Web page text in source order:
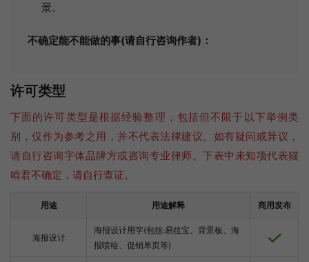
景。
不确定能不能做的事(请自行咨询作者)：
许可类型
下面的许可类型是根据经验整理，包括但不限于以下举例类
别，仅作为参考之用，并不代表法律建议。如有疑问或异议，
请自行咨询字体品牌方或咨询专业律师。下表中未知项代表猫
啃君不确定，请自行查证。
用途 用途解释 商用发布
海报设计
海报设计用字(包括:易拉宝、背景板、海
报喷绘、促销单页等)